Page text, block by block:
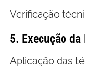
Verificação
5. Execução da
Aplicação das